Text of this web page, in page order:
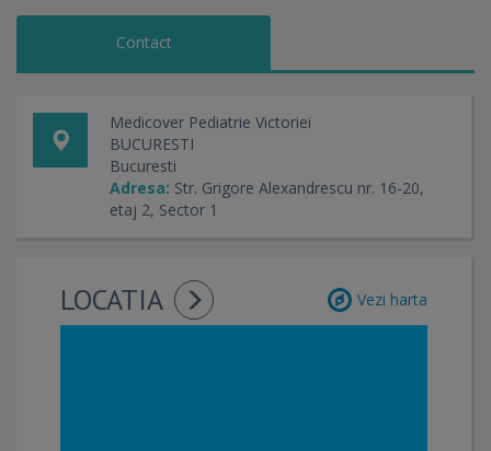
Contact
Medicover Pediatrie Victoriei
BUCURESTI
Bucuresti
Adresa: Str. Grigore Alexandrescu nr. 16-20,
etaj 2, Sector 1
LOCATIA Vezi harta